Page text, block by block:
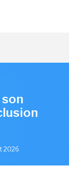
2026